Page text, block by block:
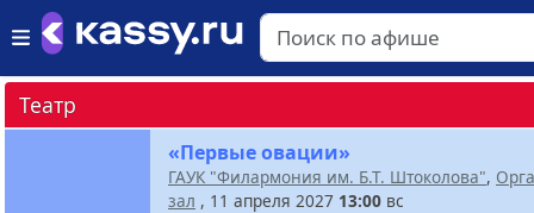
Театр
«Первые овации»
ГАУК "Филармония им. Б.Т. Штоколова",
зал , 11 апреля 2027 13:00 вс